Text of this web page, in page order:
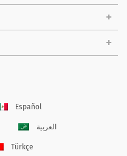
Español
العربية
Türkçe